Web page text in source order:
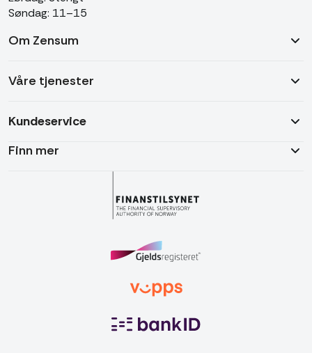
Kundeservice
Finn mer
Våre tjenester
Søndag: 11–15
Om Zensum